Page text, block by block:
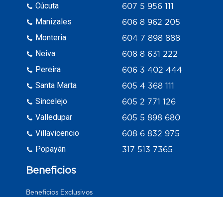
Cúcuta
Manizales
Monteria
Neiva
Pereira
Santa Marta
Sincelejo
Valledupar
Villavicencio
Popayán
607 5 956 111
606 8 962 205
604 7 898 888
608 8 631 222
606 3 402 444
605 4 368 111
605 2 771 126
605 5 898 680
608 6 832 975
317 513 7365
Beneficios
Beneficios Exclusivos